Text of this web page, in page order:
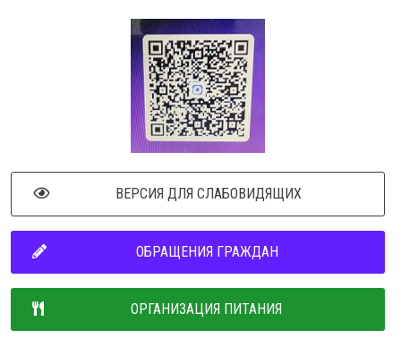
ВЕРСИЯ ДЛЯ СЛАБОВИДЯЩИХ
ОБРАЩЕНИЯ ГРАЖДАН
ОРГАНИЗАЦИЯ ПИТАНИЯ